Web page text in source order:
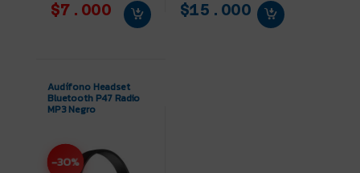
$7.000 $15.000
Audífono Headset
Bluetooth P47 Radio
MP3 Negro
-30%